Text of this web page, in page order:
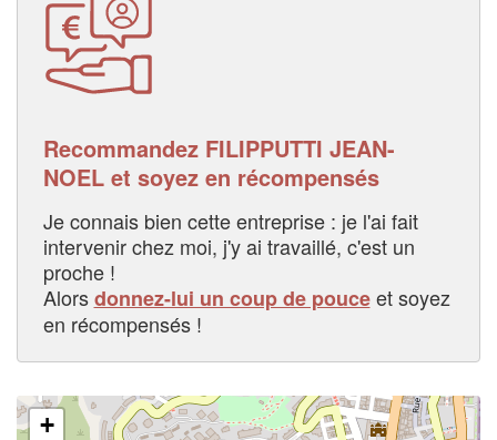
Recommandez FILIPPUTTI JEAN-
NOEL et soyez en récompensés
Je connais bien cette entreprise : je l'ai fait
intervenir chez moi, j'y ai travaillé, c'est un
proche !
Alorsdonnez-lui un coup de pouceet soyez
en récompensés !
+